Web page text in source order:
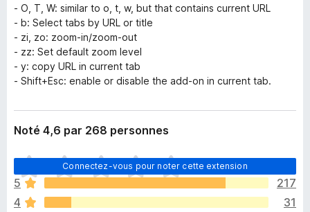
- O , T, W: similar to o, t, w, but that contains current URL
- b: Select tabs by URL or title
- zi zo: zoom-in/zoom-out
- zz: Set default zoom level
- y: copy URL in current tab
- Shift+Esc: enable or disable the add-on in current tab.
Noté 4,6 par 268 personnes
Connectez-vous pour noter cette extension
I
l
n
’
5
217
4
31